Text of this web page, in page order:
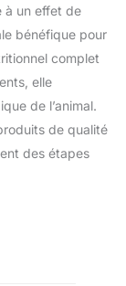
à un effet de
bénéfique pour
complet
elle
de l’animal.
de qualité
des étapes